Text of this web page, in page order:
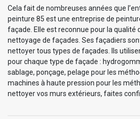
Cela fait de nombreuses années que
peinture 85 est une entreprise de
façade. Elle est reconnue pour la qualité
nettoyage de façades. Ses façadiers
nettoyer tous types de façades. Ils
pour chaque type de façade :
sablage, ponçage, pelage pour les
machines à haute pression pour les
nettoyer vos murs extérieurs, faites